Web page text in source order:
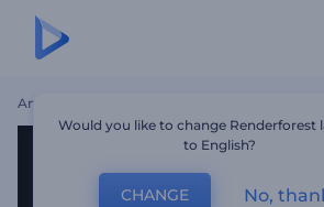
Ana Sayfa
Would you like to change Renderforest
to English?
CHANGE No,